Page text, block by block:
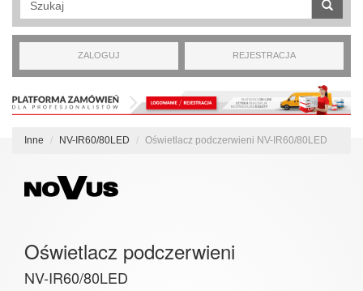
Wyszukiwanie pełnotekstowe
ZALOGUJ REJESTRACJA
Inne NV-IR60/80LED Oświetlacz podczerwieni NV-IR60/80LED
Oświetlacz podczerwieni
NV-IR60/80LED